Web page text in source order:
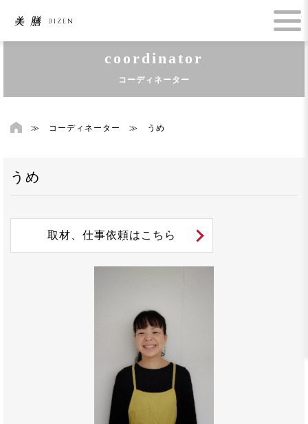
coordinator
コーディネーター
≫ コーディネーター ≫ うめ
うめ
取材、仕事依頼はこちら